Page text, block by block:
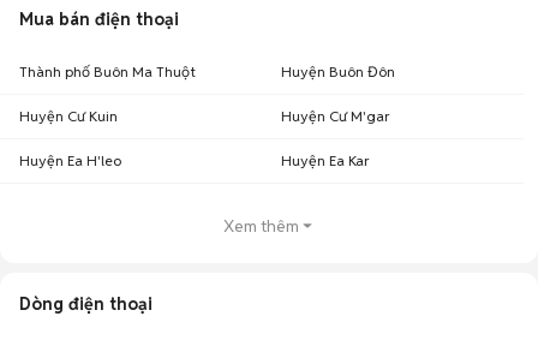
Mua bán điện thoại
Thành phố Buôn Ma Thuột Huyện Buôn Đôn
Huyện Cư Kuin Huyện Cư M'gar
Huyện Ea H'leo Huyện Ea Kar
Xem thêm
Dòng điện thoại